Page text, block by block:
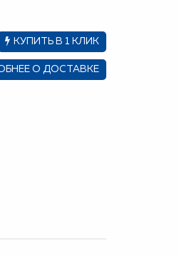
КУПИТЬ В 1 КЛИК
О ДОСТАВКЕ